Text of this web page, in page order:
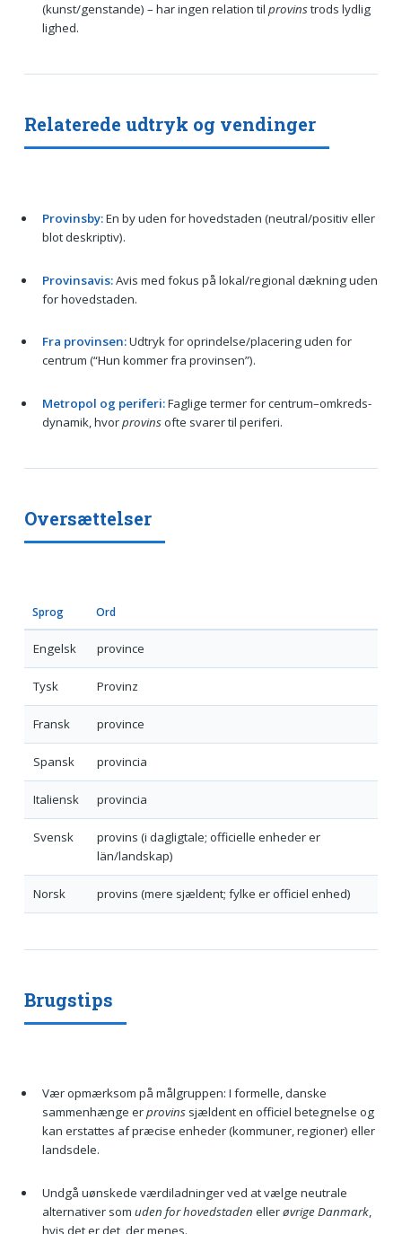
(kunst/genstande) – har ingen relation til provinstrods lydlig
lighed.
Relaterede udtryk og vendinger
Provinsby:En by uden for hovedstaden (neutral/positiv eller
blot deskriptiv).
Provinsavis:Avis med fokus på lokal/regional dækning uden
for hovedstaden.
Fra provinsen:Udtryk for oprindelse/placering uden for
centrum (“Hun kommer fra provinsen”).
Metropol og periferi:Faglige termer for centrum–omkreds-
dynamik, hvorprovinsofte svarer til periferi.
Oversættelser
Sprog Ord
Engelsk province
Tysk Provinz
Fransk province
Spansk provincia
Italiensk provincia
Svensk
provins (i dagligtale; officielle enheder er
län/landskap)
Norsk provins (mere sjældent; fylke er officiel enhed)
Brugstips
Vær opmærksom på målgruppen: I formelle, danske
sammenhænge erprovinssjældent en officiel betegnelse og
kan erstattes af præcise enheder (kommuner, regioner) eller
landsdele.
Undgå uønskede værdiladninger ved at vælge neutrale
alternativer som uden for hovedstaden ellerøvrige Danmark,
hvis det er det, der menes.